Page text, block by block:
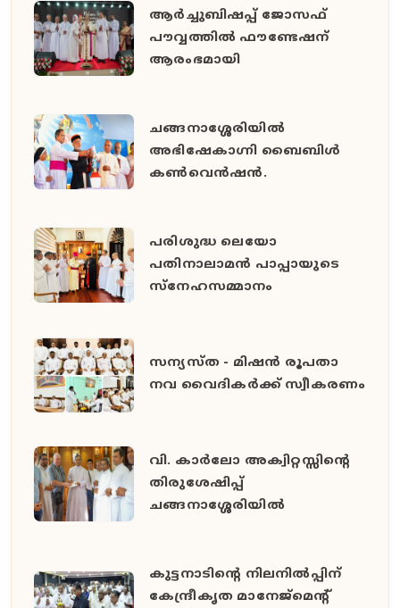
ആർച്ചുബിഷപ്പ് ജോസഫ്
പൗവ്വത്തിൽ ഫൗണ്ടേഷന്
ആരംഭമായി
ചങ്ങനാശ്ശേരിയിൽ
അഭിഷേകാഗ്നി ബൈബിൾ
കൺവെൻഷൻ.
പരിശുദ്ധ ലെയോ
പതിനാലാമൻ പാപ്പായുടെ
സ്നേഹസമ്മാനം
സന്യസ്ത - മിഷൻ രൂപതാ
നവ വൈദികർക്ക് സ്വീകരണം
വി. കാർലോ അക്വിറ്റസ്സിന്റെ
തിരുശേഷിപ്പ്
ചങ്ങനാശ്ശേരിയിൽ
കുട്ടനാടിന്റെ നിലനിൽപ്പിന്
കേന്ദ്രീകൃത മാനേജ്മെന്റ്